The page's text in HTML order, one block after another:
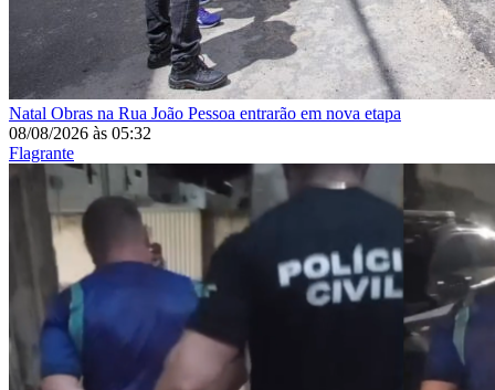
Natal Obras na Rua João Pessoa entrarão em nova etapa
08/08/2026 às 05:32
Flagrante